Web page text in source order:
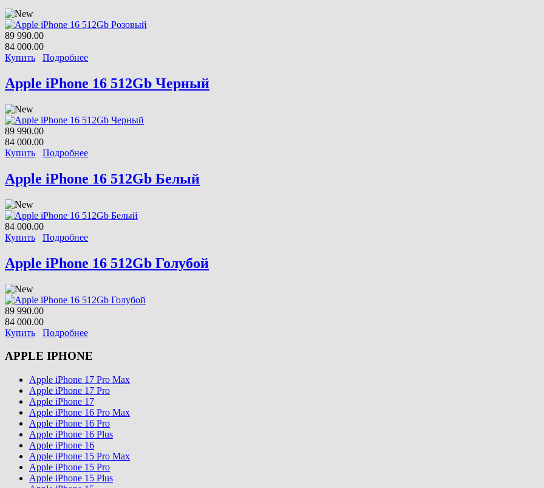
89 990.00
84 000.00
Купить
Подробнее
Apple iPhone 16 512Gb Черный
89 990.00
84 000.00
Купить
Подробнее
Apple iPhone 16 512Gb Белый
84 000.00
Купить
Подробнее
Apple iPhone 16 512Gb Голубой
89 990.00
84 000.00
Купить
Подробнее
APPLE IPHONE
Apple iPhone 17 Pro Max
Apple iPhone 17 Pro
Apple iPhone 17
Apple iPhone 16 Pro Max
Apple iPhone 16 Pro
Apple iPhone 16 Plus
Apple iPhone 16
Apple iPhone 15 Pro Max
Apple iPhone 15 Pro
Apple iPhone 15 Plus